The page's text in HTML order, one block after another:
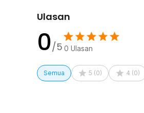
Ulasan
0/5 0 Ulasan
Semua 5 (0) 4 (0)